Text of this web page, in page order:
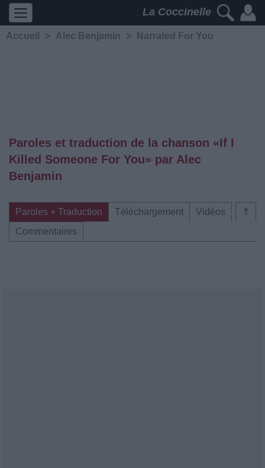
La Coccinelle
Accueil > Alec Benjamin > Narrated For You
Paroles et traduction de la chanson «If I
Killed Someone For You» par Alec
Benjamin
⇑
Paroles + Traduction Téléchargement
Vidéos
Commentaires